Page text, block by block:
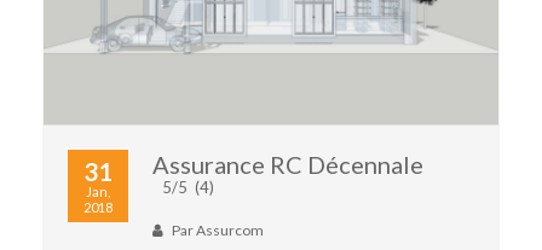
31
Jan,
2018
Assurance RC Décennale
5/5 (4)
ParAssurcom